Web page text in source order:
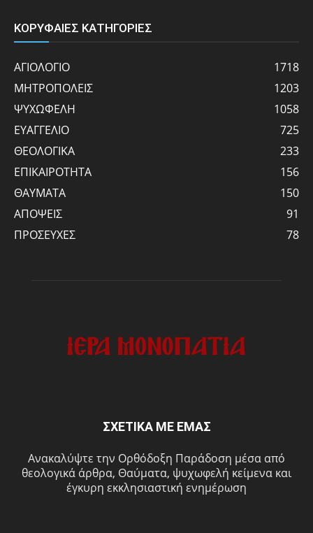
ΚΟΡΥΦΑΙΕΣ ΚΑΤΗΓΟΡΙΕΣ
ΑΓΙΟΛΟΓΙΟ
1718
ΜΗΤΡΟΠΟΛΕΙΣ
1203
ΨΥΧΩΦΕΛΗ
1058
ΕΥΑΓΓΕΛΙΟ
725
ΘΕΟΛΟΓΙΚΑ
233
ΕΠΙΚΑΙΡΟΤΗΤΑ
156
ΘΑΥΜΑΤΑ
150
ΑΠΟΨΕΙΣ
91
ΠΡΟΣΕΥΧΕΣ
78
ΣΧΕΤΙΚΑ ΜΕ ΕΜΑΣ
Ανακαλύψτε την Ορθόδοξη Παράδοση μέσα από
θεολογικά άρθρα, Θαύματα, ψυχωφελή κείμενα και
έγκυρη εκκλησιαστική ενημέρωση